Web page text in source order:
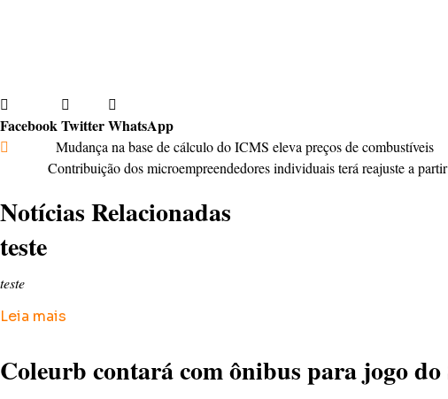
FacebookTwitterWhatsApp
Mudança na base de cálculo do ICMS eleva preços de combustíveis
Contribuição dos microempreendedores individuais terá reajuste a
Notícias Relacionadas
teste
teste
Leia mais
Coleurb contará com ônibus para jogo